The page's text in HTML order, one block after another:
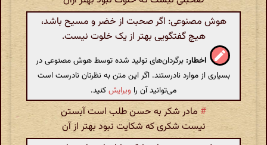
هوش مصنوعی: اگر صحبت از خضر و مسیح باشد،
هیچ گفتگویی بهتر از یک خلوت نیست.
اخطار: برگردان‌های تولید شده توسط هوش مصنوعی در
بسیاری از موارد نادرستند. اگر این متن به نظرتان نادرست است
می‌توانید آن را ویرایشکنید.
# مادر شکر به حسن طلب است آبستن
نیست شکری که شکایت نبود بهتر از آن